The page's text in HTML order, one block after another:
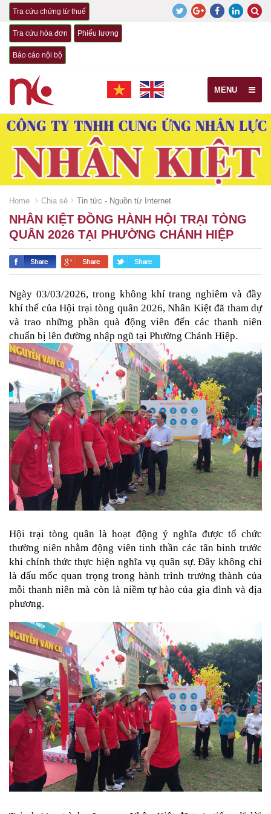
Tra cứu chứng từ thuế
Tra cứu hóa đơn Phiếu lương
Báo cáo nội bộ
MENU
Home Chia sẻ Tin tức - Nguồn từ Internet
NHÂN KIỆT ĐỒNG HÀNH HỘI TRẠI TÒNG
QUÂN 2026 TẠI PHƯỜNG CHÁNH HIỆP
Ngày 03/03/2026, trong không khí trang nghiêm và đầy
khí thế của Hội trại tòng quân 2026, Nhân Kiệt đã tham dự
và trao những phần quà động viên đến các thanh niên
chuẩn bị lên đường nhập ngũ tại Phường Chánh Hiệp.
Hội trại tòng quân là hoạt động ý nghĩa được tổ chức
thường niên nhằm động viên tinh thần các tân binh trước
khi chính thức thực hiện nghĩa vụ quân sự. Đây không chỉ
là dấu mốc quan trọng trong hành trình trưởng thành của
mỗi thanh niên mà còn là niềm tự hào của gia đình và địa
phương.